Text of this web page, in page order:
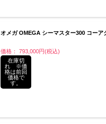
オメガ OMEGA シーマスター300 コー
価格： 793,000円(税込)
在庫切
れ ※価
格は前回
価格で
す。